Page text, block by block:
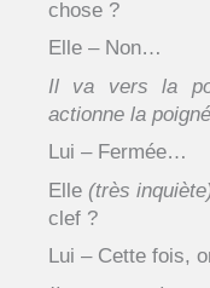
chose ?
Elle – Non…
Il va vers la
actionne la
Lui – Fermée…
Elle (très
clef ?
Lui – Cette fois,